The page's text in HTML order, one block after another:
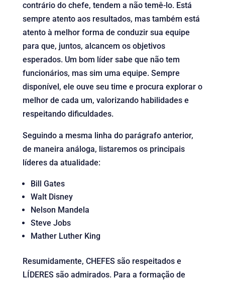
contrário do chefe, tendem a não temê-lo. Está
sempre atento aos resultados, mas também está
atento à melhor forma de conduzir sua equipe
para que, juntos, alcancem os objetivos
esperados. Um bom líder sabe que não tem
funcionários, mas sim uma equipe. Sempre
disponível, ele ouve seu time e procura explorar o
melhor de cada um, valorizando habilidades e
respeitando dificuldades.
Seguindo a mesma linha do parágrafo anterior,
de maneira análoga, listaremos os principais
líderes da atualidade:
Bill Gates
Walt Disney
Nelson Mandela
Steve Jobs
Mather Luther King
Resumidamente, CHEFES são respeitados e
LÍDERES são admirados. Para a formação de